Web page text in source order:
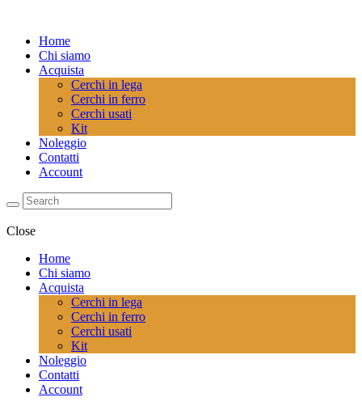
Home
Chi siamo
Acquista
Cerchi in lega
Cerchi in ferro
Cerchi usati
Kit
Noleggio
Contatti
Account
Close
Home
Chi siamo
Acquista
Cerchi in lega
Cerchi in ferro
Cerchi usati
Kit
Noleggio
Contatti
Account